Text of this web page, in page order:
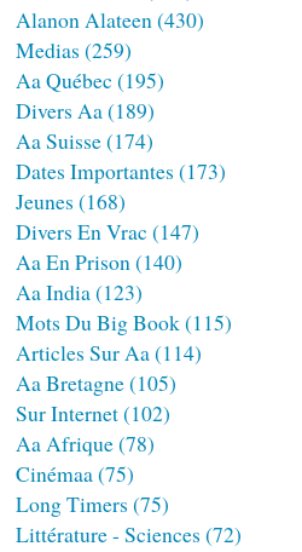
Alanon Alateen(430)
Medias (259)
Aa Québec (195)
Divers Aa(189)
Aa Suisse(174)
Dates Importantes (173)
Jeunes (168)
Divers En Vrac (147)
Aa En Prison(140)
Aa India(123)
Mots Du Big Book(115)
Articles Sur Aa(114)
Aa Bretagne(105)
Sur Internet(102)
Aa Afrique(78)
Cinémaa(75)
Long Timers (75)
Littérature - Sciences (72)